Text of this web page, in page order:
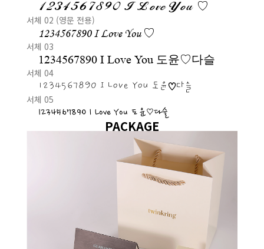
1234567890 I Love You ♡
서체 02 (영문 전용)
1234567890 I Love You ♡
서체 03
1234567890 I Love You 도윤♡다슬
서체 04
1234567890 I Love You 도윤♡다슬
서체 05
1234567890 I Love You 도윤♡다슬
PACKAGE